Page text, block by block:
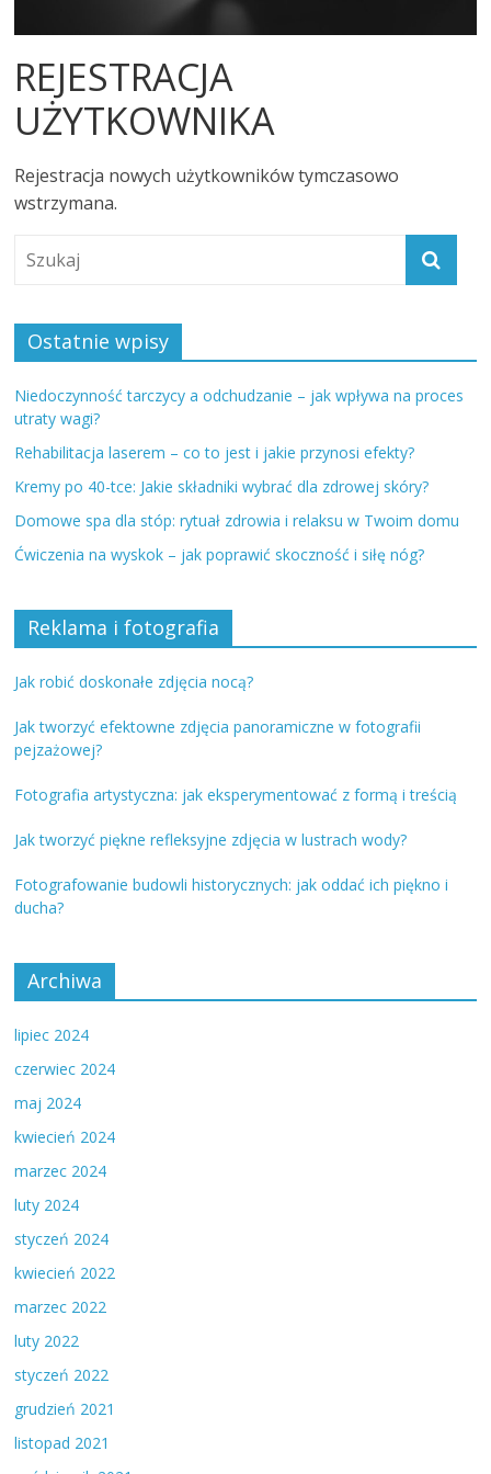
REJESTRACJA
UŻYTKOWNIKA
Rejestracja nowych użytkowników tymczasowo
wstrzymana.
Ostatnie wpisy
Niedoczynność tarczycy a odchudzanie – jak wpływa na proces
utraty wagi?
Rehabilitacja laserem – co to jest i jakie przynosi efekty?
Kremy po 40-tce: Jakie składniki wybrać dla zdrowej skóry?
Domowe spa dla stóp: rytuał zdrowia i relaksu w Twoim domu
Ćwiczenia na wyskok – jak poprawić skoczność i siłę nóg?
Reklama i fotografia
Jak robić doskonałe zdjęcia nocą?
Jak tworzyć efektowne zdjęcia panoramiczne w fotografii
pejzażowej?
Fotografia artystyczna: jak eksperymentować z formą i treścią
Jak tworzyć piękne refleksyjne zdjęcia w lustrach wody?
Fotografowanie budowli historycznych: jak oddać ich piękno i
ducha?
Archiwa
lipiec 2024
czerwiec 2024
maj 2024
kwiecień 2024
marzec 2024
luty 2024
styczeń 2024
kwiecień 2022
marzec 2022
luty 2022
styczeń 2022
grudzień 2021
listopad 2021